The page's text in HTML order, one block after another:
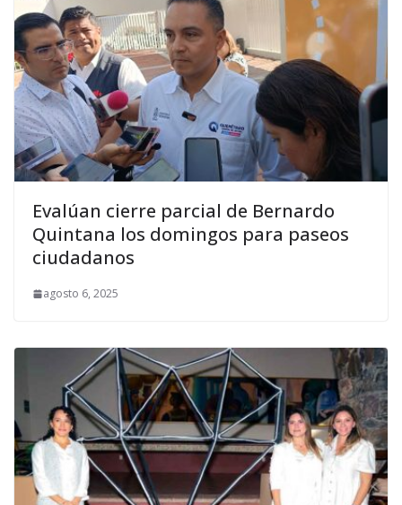
Evalúan cierre parcial de Bernardo
Quintana los domingos para paseos
ciudadanos
agosto 6, 2025